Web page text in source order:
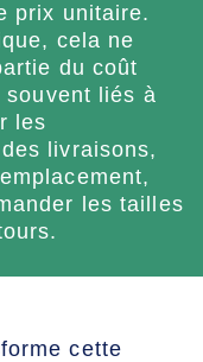
prix unitaire.
cela ne
du coût
liés à
les
livraisons,
les tailles
cette